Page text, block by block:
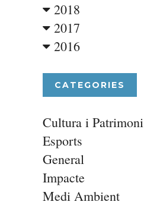
2018
2017
2016
CATEGORIES
Cultura i Patrimoni
Esports
General
Impacte
Medi Ambient